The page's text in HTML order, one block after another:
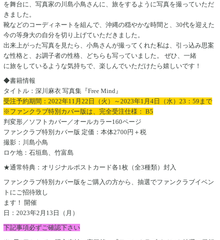
を舞台に、写真家の川島小鳥さんに、旅をするように写真を撮っていただ
きました。
靴などのコーディネートを組んで、沖縄の穏やかな時間と、30代を迎えた
今の等身大の自分を切り上げていただきました。
出来上がった写真を見たら、小鳥さんが撮ってくれた私は、引っ込み思案
な性格と、お調子者の性格、どちらも写っていました。 ぜひ、一緒
に旅をしているような気持ちで、楽しんでいただけたら嬉しいです！
◆書籍情報
タイトル：深川麻衣 写真集『Free Mind』
受注予約期間：2022年11月22日（火）～2023年1月4日（水）23：59まで
※ファンクラブ特別カバー版は、完全受注仕様： B5
判変形／ソフトカバー／オールカラー160ページ
ファンクラブ特別カバー版 定価：本体2700円＋税
撮影：川島小鳥
ロケ地：石垣島、竹富島
★通常特典：オリジナルポストカード各1枚（全3種類）封入
ファンクラブ特別カバー版をご購入の方から、抽選でファンクラブイベン
トにご招待致し
ます！ 開催
日：2023年2月13日（月）
下記事項必ずご確認下さい